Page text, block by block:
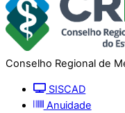
Conselho Regional de
SISCAD
Anuidade